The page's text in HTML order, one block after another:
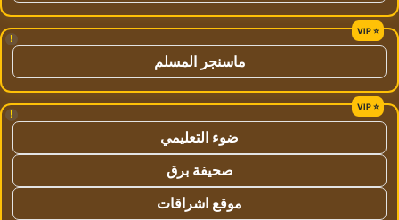
!
ماسنجر المسلم
!
ضوء التعليمي
صحيفة برق
موقع اشراقات